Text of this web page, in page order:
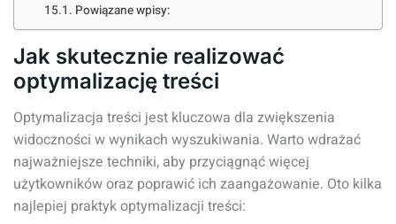
Powiązane wpisy:
Jak skutecznie realizować
optymalizację treści
Optymalizacja treści jest kluczowa dla zwiększenia
widoczności w wynikach wyszukiwania. Warto wdrażać
najważniejsze techniki, aby przyciągnąć więcej
użytkowników oraz poprawić ich zaangażowanie. Oto kilka
najlepiej praktyk optymalizacji treści: